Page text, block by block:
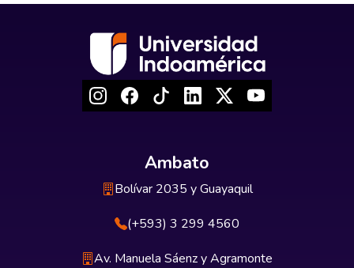
Ambato
Bolívar 2035 y Guayaquil
(+593) 3 299 4560
Av. Manuela Sáenz y Agramonte